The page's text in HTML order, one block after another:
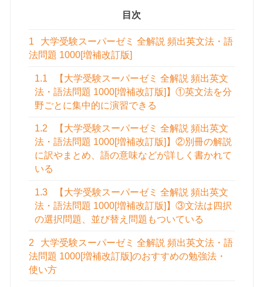
目次
1
大学受験スーパーゼミ 全解説 頻出英文法・語
法問題 1000[増補改訂版]
1.1
【大学受験スーパーゼミ 全解説 頻出英文
法・語法問題 1000[増補改訂版]】①英文法を分
野ごとに集中的に演習できる
1.2
【大学受験スーパーゼミ 全解説 頻出英文
法・語法問題 1000[増補改訂版]】②別冊の解説
に訳やまとめ、語の意味などが詳しく書かれて
いる
1.3
【大学受験スーパーゼミ 全解説 頻出英文
法・語法問題 1000[増補改訂版]】③文法は四択
の選択問題、並び替え問題もついている
2
大学受験スーパーゼミ 全解説 頻出英文法・語
法問題 1000[増補改訂版]のおすすめの勉強法・
使い方